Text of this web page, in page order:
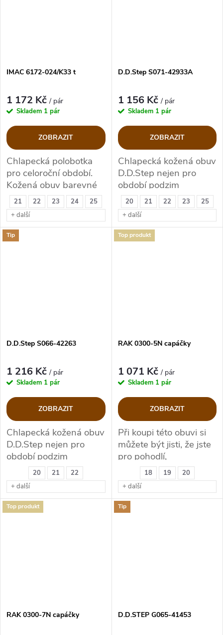
21 22 23 24
25
+ další
IMAC 6172-024/K33 t
1 172 Kč/ pár
Skladem 1 pár
ZOBRAZIT
Chlapecká polobotka
pro celoroční období.
Kožená obuv barevné
kombinaci hnědo
olivová
20 21 22 23
25
+ další
D.D.Step S071-42933A
1 156 Kč/ pár
Skladem 1 pár
ZOBRAZIT
Chlapecká kožená obuv
D.D.Step nejen pro
období podzim
Tip
20 21
22
+ další
D.D.Step S066-42263
1 216 Kč/ pár
Skladem 1 pár
ZOBRAZIT
Chlapecká kožená obuv
D.D.Step nejen pro
období podzim
Top produkt
18 19
20
+ další
RAK 0300-5N capáčky
1 071 Kč/ pár
Skladem 1 pár
ZOBRAZIT
Při koupi této obuvi si
můžete být jisti, že jste
pro pohodlí,
bezpečnost a zdravý
vývoj nožky Vašeho
děťátka udělali správný
krok.
Top produkt
RAK 0300-7N capáčky
Tip
D.D.STEP G065-41453